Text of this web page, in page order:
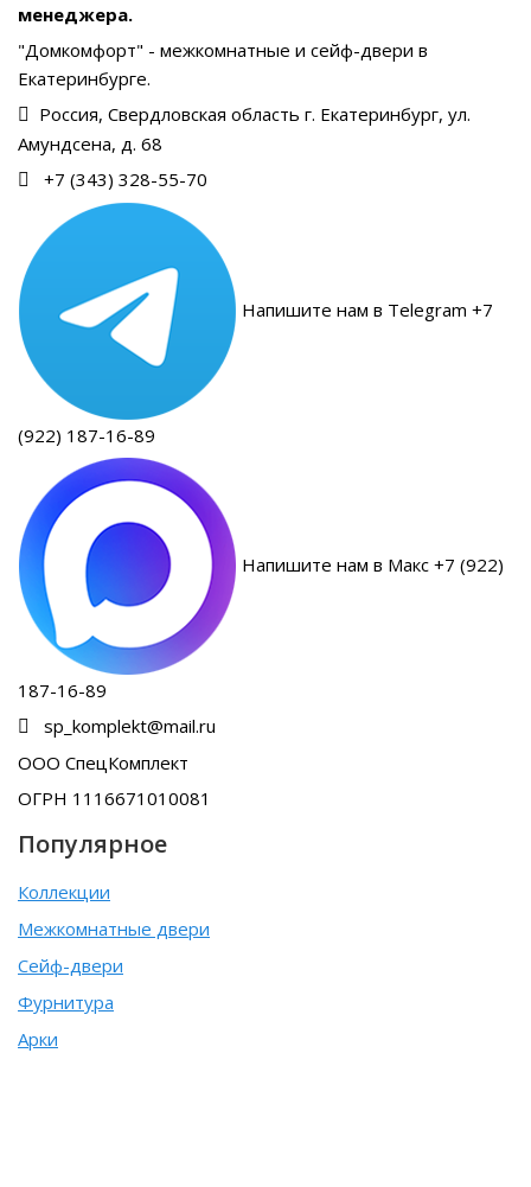
менеджера.
"Домкомфорт" - межкомнатные и сейф-двери в
Екатеринбурге.
Россия, Свердловская область г. Екатеринбург, ул.
Амундсена, д. 68
+7 (343) 328-55-70
Напишите нам в Telegram +7
(922) 187-16-89
Напишите нам в Макс +7 (922)
187-16-89
sp_komplekt@mail.ru
ООО СпецКомплект
ОГРН 1116671010081
Популярное
Коллекции
Межкомнатные двери
Сейф-двери
Фурнитура
Арки